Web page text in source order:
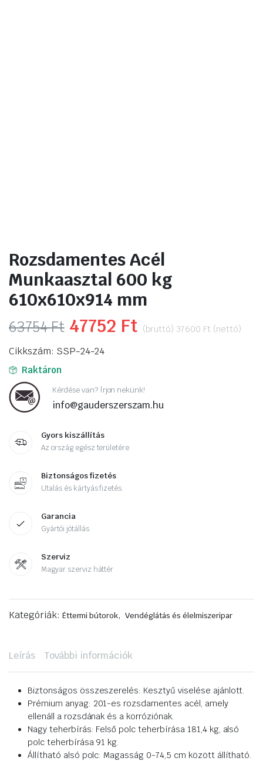
Rozsdamentes Acél
Munkaasztal 600 kg
610x610x914 mm
63754Ft Original
price
63754 Ft.
47752 Ft Current
47752 Ft.
(bruttó) 37600 Ft (nettó)
Cikkszám: SSP-24-24
Raktáron
Kérdése van? Írjon nekünk!
info@gauderszerszam.hu
Gyors kiszállítás
Az ország egész területére
Biztonságos fizetés
Utalás és kártyás fizetés.
Garancia
Gyártói jótállás
Szerviz
Magyar szerviz háttér
Kategóriák: Éttermi bútorok, Vendéglátás és élelmiszeripar
Leírás További információk
Biztonságos összeszerelés: Kesztyű viselése ajánlott.
Prémium anyag: 201-es rozsdamentes acél, amely
ellenáll a rozsdának és a korróziónak.
Nagy teherbírás: Felső polc teherbírása 181,4 kg, alsó
polc teherbírása 91 kg.
Állítható alsó polc: Magasság 0-74,5 cm között állítható.